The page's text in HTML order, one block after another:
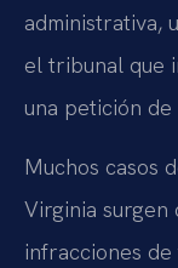
administrativa,
el tribunal que
una petición
Muchos casos
Virginia surgen
infracciones